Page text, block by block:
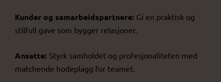
Kunder og samarbeidspartnere: Gi en praktisk og
stilfull gave som bygger relasjoner.
Ansatte: Styrk samholdet og profesjonaliteten med
matchende hodeplagg for teamet.